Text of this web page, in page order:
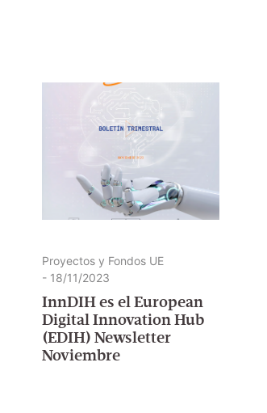
Proyectos y Fondos UE
- 18/11/2023
InnDIH es el European
Digital Innovation Hub
(EDIH) Newsletter
Noviembre